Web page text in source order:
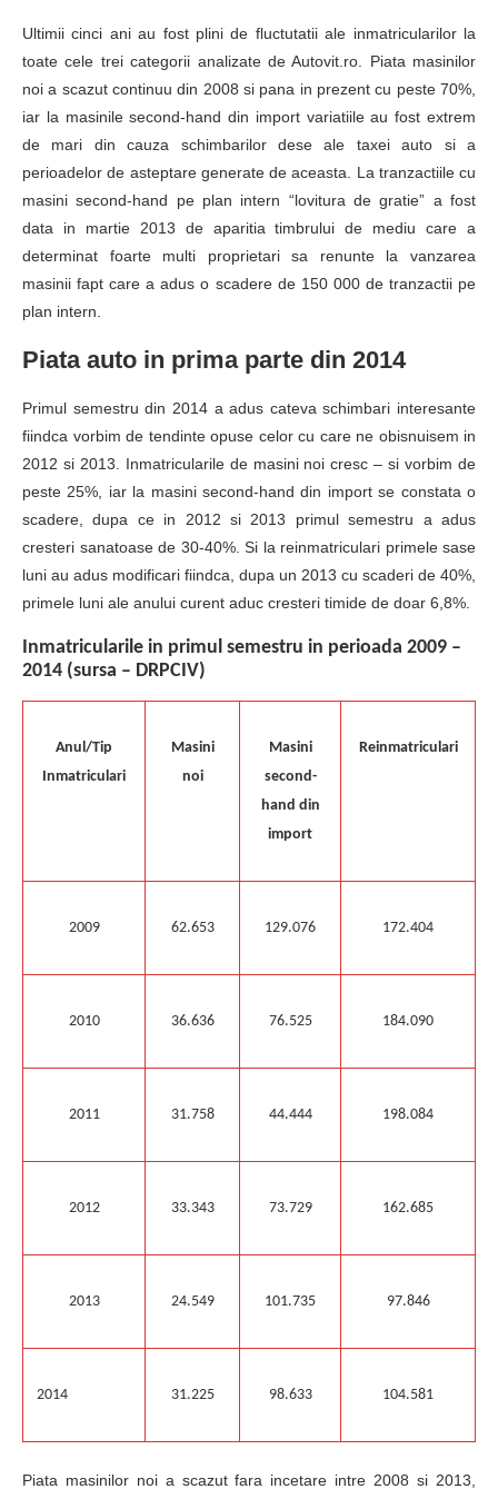
Ultimii cinci ani au fost plini de fluctutatii ale inmatricularilor la
toate cele trei categorii analizate de Autovit.ro. Piata masinilor
noi a scazut continuu din 2008 si pana in prezent cu peste 70%,
iar la masinile second-hand din import variatiile au fost extrem
de mari din cauza schimbarilor dese ale taxei auto si a
perioadelor de asteptare generate de aceasta. La tranzactiile cu
masini second-hand pe plan intern “lovitura de gratie” a fost
data in martie 2013 de aparitia timbrului de mediu care a
determinat foarte multi proprietari sa renunte la vanzarea
masinii fapt care a adus o scadere de 150 000 de tranzactii pe
plan intern.
Piata auto in prima parte din 2014
Primul semestru din 2014 a adus cateva schimbari interesante
fiindca vorbim de tendinte opuse celor cu care ne obisnuisem in
2012 si 2013. Inmatricularile de masini noi cresc – si vorbim de
peste 25%, iar la masini second-hand din import se constata o
scadere, dupa ce in 2012 si 2013 primul semestru a adus
cresteri sanatoase de 30-40%. Si la reinmatriculari primele sase
luni au adus modificari fiindca, dupa un 2013 cu scaderi de 40%,
primele luni ale anului curent aduc cresteri timide de doar 6,8%.
Inmatricularile in primul semestru in perioada 2009 –
2014 (sursa – DRPCIV)
Anul/Tip
Inmatriculari
Masini
noi
Masini
second-
hand din
import
Reinmatriculari
2009 62.653 129.076 172.404
2010 36.636 76.525 184.090
2011 31.758 44.444 198.084
2012 33.343 73.729 162.685
2013 24.549 101.735 97.846
2014 31.225 98.633 104.581
Piata masinilor noi a scazut fara incetare intre 2008 si 2013,